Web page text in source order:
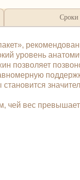
Сроки
уровень
позволяет
чей вес превышает